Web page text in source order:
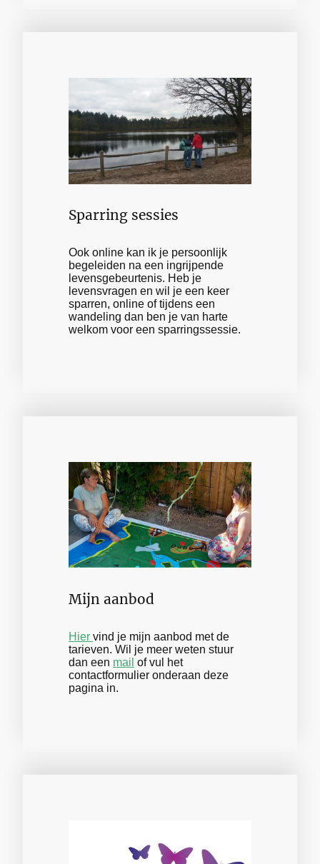
Sparring sessies
Ook online kan ik je persoonlijk
begeleiden na een ingrijpende
levensgebeurtenis. Heb je
levensvragen en wil je een keer
sparren, online of tijdens een
wandeling dan ben je van harte
welkom voor een sparringssessie.
Mijn aanbod
Hier vind je mijn aanbod met de
tarieven. Wil je meer weten stuur
dan een mail of vul het
contactformulier onderaan deze
pagina in.